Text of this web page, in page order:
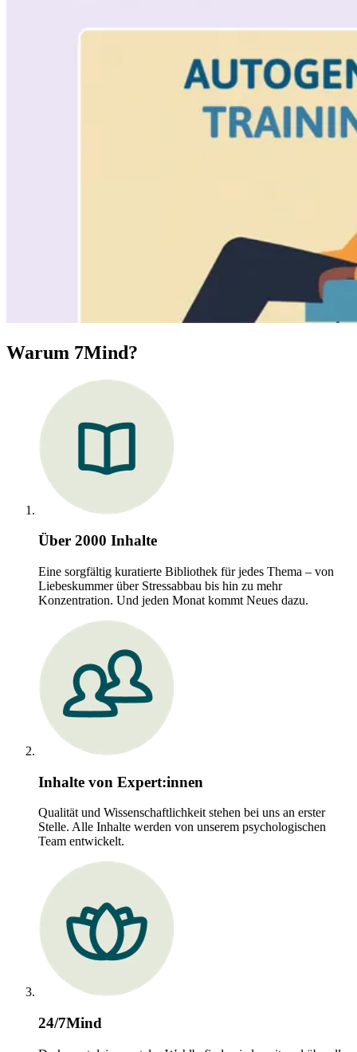
Warum 7Mind?
Über 2000 Inhalte
Eine sorgfältig kuratierte Bibliothek für jedes Thema – von
Liebeskummer über Stressabbau bis hin zu mehr
Konzentration. Und jeden Monat kommt Neues dazu.
Inhalte von Expert:innen
Qualität und Wissenschaftlichkeit stehen bei uns an erster
Stelle. Alle Inhalte werden von unserem psychologischen
Team entwickelt.
24/7Mind